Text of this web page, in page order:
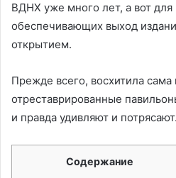
ВДНХ уже много лет, а вот для
обеспечивающих выход
открытием.
Прежде всего, восхитила
отреставрированные
и правда удивляют и потрясают.
Содержание